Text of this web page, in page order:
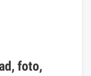
foto,